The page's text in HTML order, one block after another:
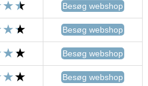
Besøg webshop
Besøg webshop
Besøg webshop
Besøg webshop